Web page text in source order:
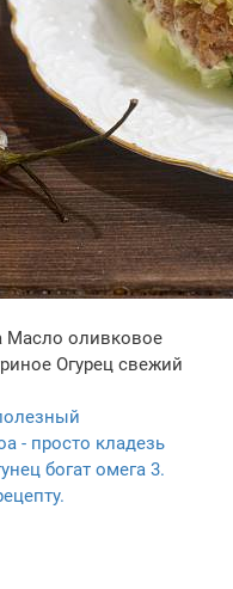
Масло оливковое
Огурец свежий
- просто кладезь
богат омега 3.